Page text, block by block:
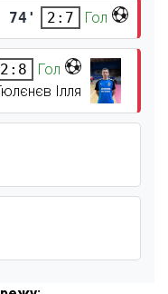
74' 2:7 Гол
2:8
Гол
Ілля